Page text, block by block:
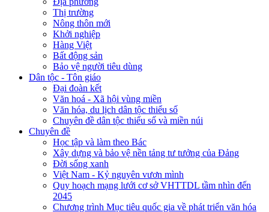
Thị trường
Nông thôn mới
Khởi nghiệp
Hàng Việt
Bất động sản
Bảo vệ người tiêu dùng
Dân tộc - Tôn giáo
Đại đoàn kết
Văn hoá - Xã hội vùng miền
Văn hóa, du lịch dân tộc thiểu số
Chuyên đề dân tộc thiểu số và miền núi
Chuyên đề
Học tập và làm theo Bác
Xây dựng và bảo vệ nền tảng tư tưởng của Đảng
Đời sống xanh
Việt Nam - Kỷ nguyên vươn mình
Quy hoạch mạng lưới cơ sở VHTTDL tầm nhìn đến
2045
Chương trình Mục tiêu quốc gia về phát triển văn hóa